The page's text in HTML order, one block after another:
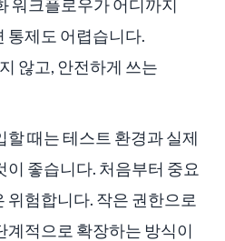
워크플로우가 어디까지
통제도 어렵습니다.
않고, 안전하게 쓰는
때는 테스트 환경과 실제
좋습니다. 처음부터 중요
위험합니다. 작은 권한으로
계적으로 확장하는 방식이